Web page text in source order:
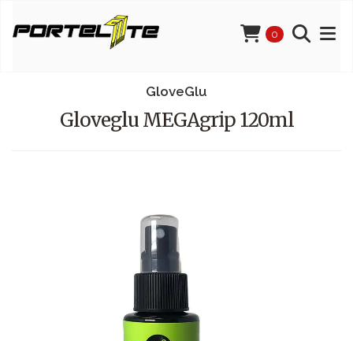
0
GloveGlu
Gloveglu MEGAgrip 120ml